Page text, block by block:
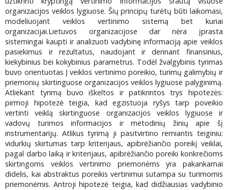
organizacijos veiklos lygiuose. Šių principų turėtų būti laikomasi,
modeliuojant veiklos vertinimo sistemą bet kuriai
organizacijai.Lietuvos organizacijose dar nėra įprasta
sistemingai kaupti ir analizuoti vadybinę informaciją apie veiklos
pasiekimus ir rezultatus, naudojant ir derinant finansinius,
kiekybinius bei kokybinius parametrus. Todėl žvalgybinis tyrimas
buvo orientuotas Į veiklos vertinimo poreikio, turimų galimybių ir
priemonių skirtinguose organizacijos veiklos lygiuose palyginimą.
Atliekant tyrimą buvo iškeltos ir patikrintos trys hipotezės:
pirmoji hipotezė teigia, kad egzistuoja ryšys tarp poveikio
vertinti veiklą skirtinguose organizacijos veiklos lygiuose ir
vadovų turimos informacijos ir metodinių žinių apie šį
instrumentarijų. Atlikus tyrimą ji pasitvirtino remiantis teiginiu:
vidurkių skirtumas tarp kriterijaus, apibrėžiančio poreikį veiklai,
pagal darbo laiką ir kriterijaus, apibrėžiančio poreiki konkrečioms
skirtingoms veiklos vertinimo priemonėms yra pakankamai
didelis, kai abstraktus poreikis vertinimui sutampa su turimomis
priemonėmis. Antroji hipotezė teigia, kad didžiausias vadybinio